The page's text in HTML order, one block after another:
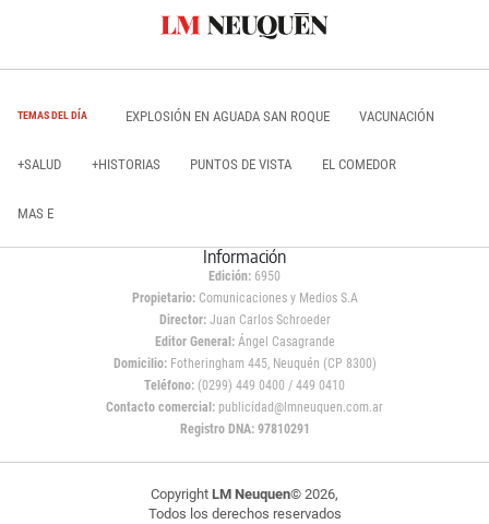
TEMAS DEL DÍA EXPLOSIÓN EN AGUADA SAN ROQUE VACUNACIÓN
+SALUD +HISTORIAS PUNTOS DE VISTA EL COMEDOR
MAS E
Información
Edición: 6950
Propietario:Comunicaciones y Medios S.A
Director: Juan Carlos Schroeder
Editor General:Ángel Casagrande
Domicilio:Fotheringham 445, Neuquén (CP 8300)
Teléfono: (0299) 449 0400 / 449 0410
Contacto comercial: publicidad@lmneuquen.com.ar
Registro DNA: 97810291
Copyright LM Neuquen© 2026,
Todos los derechos reservados